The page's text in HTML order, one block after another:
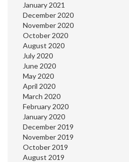
January 2021
December 2020
November 2020
October 2020
August 2020
July 2020
June 2020
May 2020
April 2020
March 2020
February 2020
January 2020
December 2019
November 2019
October 2019
August 2019